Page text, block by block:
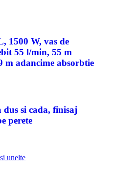
1500 W, vas de
55 l/min, 55 m
m adancime absorbtie
si cada, finisaj
perete
unelte